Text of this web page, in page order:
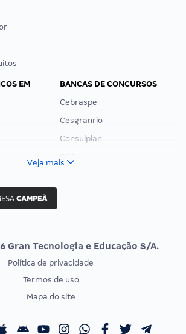
EM
BANCAS DE CONCURSOS
Cebraspe
Cesgranrio
Consulplan
Vunesp
EXAME DE ORDEM
Calendário OAB
Veja mais
Gran Tecnologia e Educação S/A.
Política de privacidade
Termos de uso
Mapa do site